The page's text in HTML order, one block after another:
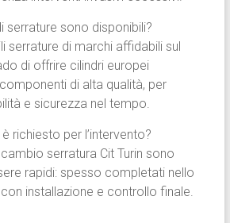
serrature sono disponibili?
serrature di marchi affidabili sul
di offrire cilindri europei
di alta qualità, per
e sicurezza nel tempo.
richiesto per l’intervento?
serratura Cit Turin sono
rapidi: spesso completati nello
installazione e controllo finale.